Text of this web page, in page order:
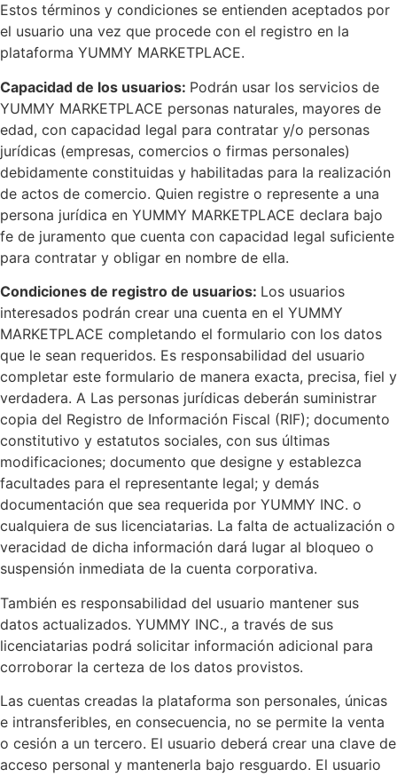
Estos términos y condiciones se entienden aceptados por
el usuario una vez que procede con el registro en la
plataforma YUMMY MARKETPLACE.
Capacidad de los usuarios: Podrán usar los servicios de
YUMMY MARKETPLACE personas naturales, mayores de
edad, con capacidad legal para contratar y/o personas
jurídicas (empresas, comercios o firmas personales)
debidamente constituidas y habilitadas para la realización
de actos de comercio. Quien registre o represente a una
persona jurídica en YUMMY MARKETPLACE declara bajo
fe de juramento que cuenta con capacidad legal suficiente
para contratar y obligar en nombre de ella.
Condiciones de registro de usuarios: Los usuarios
interesados podrán crear una cuenta en el YUMMY
MARKETPLACE completando el formulario con los datos
que le sean requeridos. Es responsabilidad del usuario
completar este formulario de manera exacta, precisa, fiel y
verdadera. A Las personas jurídicas deberán suministrar
copia del Registro de Información Fiscal (RIF); documento
constitutivo y estatutos sociales, con sus últimas
modificaciones; documento que designe y establezca
facultades para el representante legal; y demás
documentación que sea requerida por YUMMY INC. o
cualquiera de sus licenciatarias. La falta de actualización o
veracidad de dicha información dará lugar al bloqueo o
suspensión inmediata de la cuenta corporativa.
También es responsabilidad del usuario mantener sus
datos actualizados. YUMMY INC., a través de sus
licenciatarias podrá solicitar información adicional para
corroborar la certeza de los datos provistos.
Las cuentas creadas la plataforma son personales, únicas
e intransferibles, en consecuencia, no se permite la venta
o cesión a un tercero. El usuario deberá crear una clave de
acceso personal y mantenerla bajo resguardo. El usuario